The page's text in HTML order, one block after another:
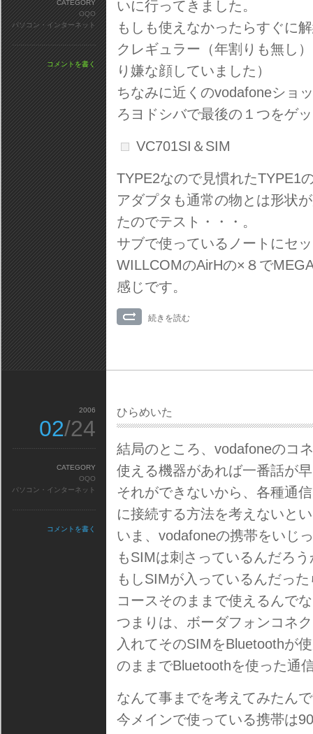
いに行ってきました。
もしも使えなかったらすぐに
クレギュラー（年割りも無し
り嫌な顔していました）
ちなみに近くのvodafoneショ
ろヨドシバで最後の１つをゲ
VC701SI＆SIM
TYPE2なので見慣れたTYPE1
アダプタも通常の物とは形状
たのでテスト・・・。
サブで使っているノートにセ
WILLCOMのAirHの×８で
感じです。
続きを読む
CATEGORY
OQO
パソコン・インターネット
コメントを書く
ひらめいた
結局のところ、vodafoneのコ
使える機器があれば一番話が
それができないから、各種通
に接続する方法を考えないと
いま、vodafoneの携帯をいじ
もSIMは刺さっているんだろ
もしSIMが入っているんだっ
コースそのままで使えるんで
つまりは、ボーダフォンコネ
入れてそのSIMをBluetoothが
のままでBluetoothを使った通
なんて事までを考えてみたん
今メインで使っている携帯は
2006
02/24
CATEGORY
OQO
パソコン・インターネット
コメントを書く